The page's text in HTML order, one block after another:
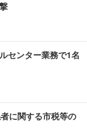
センター業務で1名
に関する市税等の